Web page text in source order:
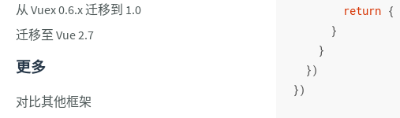
从 Vuex 0.6.x 迁移到 1.0
迁移至 Vue 2.7
更多
对比其他框架
return {
      }
    }
  })
})